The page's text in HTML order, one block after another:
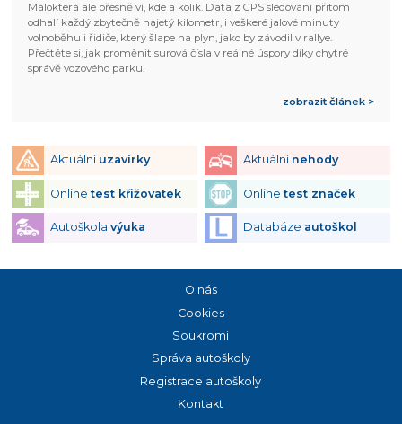
Málokterá ale přesně ví, kde a kolik. Data z GPS sledování přitom
odhalí každý zbytečně najetý kilometr, i veškeré jalové minuty
volnoběhu i řidiče, který šlape na plyn, jako by závodil v rallye.
Přečtěte si, jak proměnit surová čísla v reálné úspory díky chytré
správě vozového parku.
zobrazit článek >
Aktuální uzavírky Aktuální nehody
Onlinetest křižovatek Onlinetest značek
Autoškola výuka Databáze autoškol
O nás
Cookies
Soukromí
Správa autoškoly
Registrace autoškoly
Kontakt